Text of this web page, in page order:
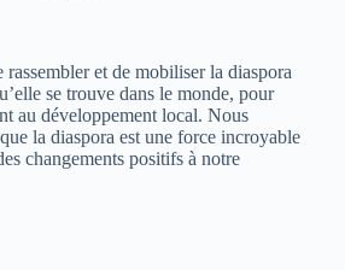
rassembler et de mobiliser la diaspora
se trouve dans le monde, pour
au développement local. Nous
la diaspora est une force incroyable
changements positifs à notre